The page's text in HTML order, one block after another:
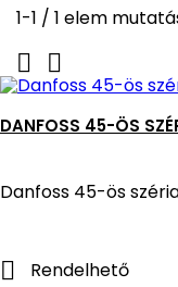
1-1 / 1 elem
 
DANFOSS 45-ÖS
Danfoss 45-ös
 Rendelhető